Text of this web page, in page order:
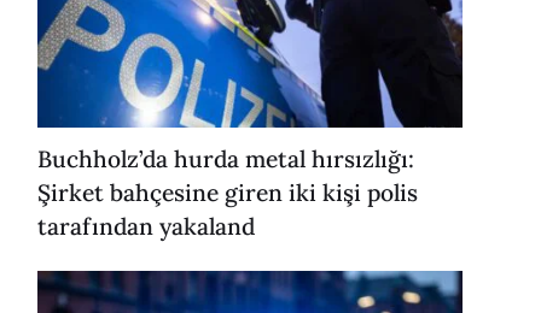
Buchholz’da hurda metal hırsızlığı:
Şirket bahçesine giren iki kişi polis
tarafından yakaland